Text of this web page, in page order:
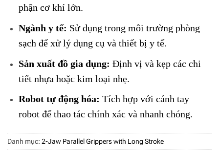
phận cơ khí lớn.
Ngành y tế: Sử dụng trong môi trường phòng
sạch để xử lý dụng cụ và thiết bị y tế.
Sản xuất đồ gia dụng: Định vị và kẹp các chi
tiết nhựa hoặc kim loại nhẹ.
Robot tự động hóa: Tích hợp với cánh tay
robot để thao tác chính xác và nhanh chóng.
Danh mục: 2-Jaw Parallel Grippers with Long Stroke